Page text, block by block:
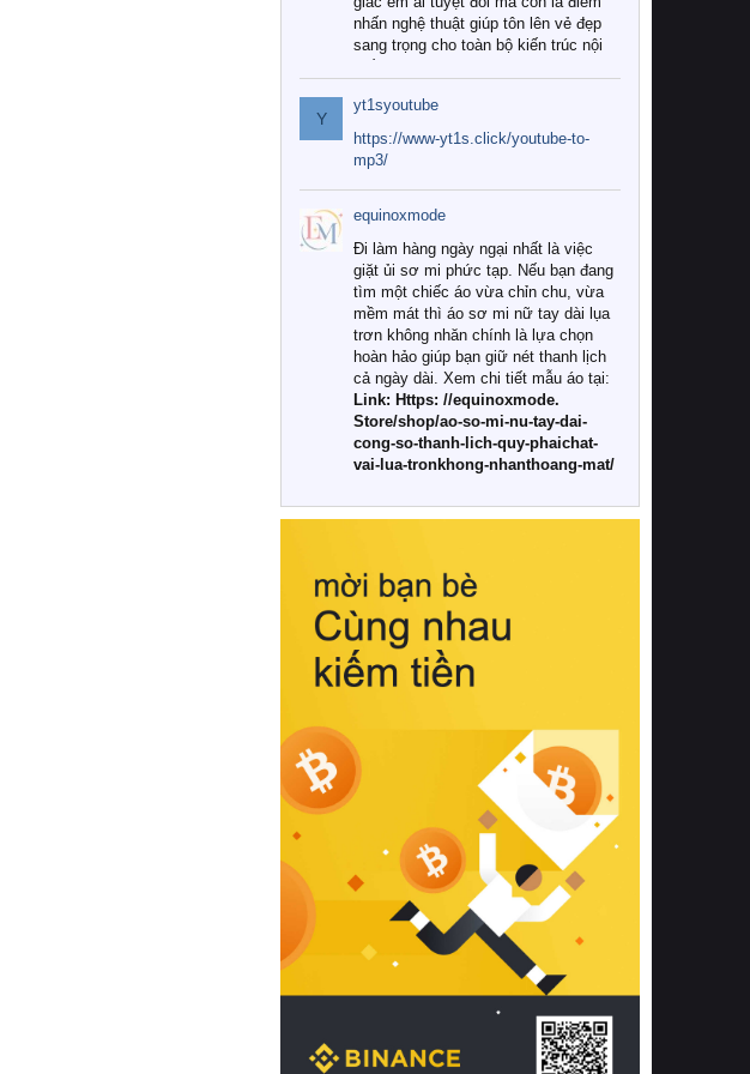
nhấn nghệ thuật giúp tôn lên vẻ đẹp
sang trọng cho toàn bộ kiến trúc nội
Tuy nhiên, giữa thị trường đa dạng
với vô vàn thương hiệu và mẫu mã
như hiện nay, làm thế nào để chọn
được những bộ chăn ga gối đệm cao
cấp thực sự chất lượng, phù hợp với
khí hậu và nhu cầu sử dụng của gia
đình? Hãy cùng chúng tôi đi tìm lời
giải đáp chi tiết qua bài viết dưới đây.
1. Tại sao các gia đình hiện đại lại ưa
chuộng chăn ga gối đệm cao cấp?
Khác với các dòng sản phẩm thông
thường, những bộ chăn ga gối đệm
cao cấp trải qua quy trình sản xuất
nghiêm ngặt từ khâu chọn lọc nguyên
liệu tự nhiên đến công nghệ dệt
nhuộm hiện đại không chứa hóa chất
này, bạn sẽ cảm nhận rõ rệt sự khác
hồi chuẩn xác của phần đệm nâng đỡ
cột sống.
Bên cạnh đó, việc lựa chọn các dòng
sản phẩm đạt chuẩn chất lượng quốc
tế còn giúp ngăn ngừa tình trạng kích
khuẩn và nấm mốc trong điều kiện
thời tiết nóng ẩm. Bạn có thể tìm hiểu
thêm các nghiên cứu khoa học về tác
động của giấc ngủ và môi trường
phòng ngủ đối với sức khỏe con
người tại Sleep Foundation (External
Link) để có cái nhìn toàn diện hơn.
2. Các tiêu chí vàng khi lựa chọn
chăn ga gối đệm cao cấp cho phòng
ngủ
Để sở hữu một bộ chăn ga gối đệm
cao cấp hoàn hảo cả về thẩm mỹ lẫn
công năng, người tiêu dùng cần cân
nhắc kỹ lưỡng các tiêu chí quan trọng
Y
yt1syoutube
https://www-yt1s.click/youtube-to-
mp3/
equinoxmode
Đi làm hàng ngày ngại nhất là việc
giặt ủi sơ mi phức tạp. Nếu bạn đang
tìm một chiếc áo vừa chỉn chu, vừa
mềm mát thì áo sơ mi nữ tay dài lụa
trơn không nhăn chính là lựa chọn
hoàn hảo giúp bạn giữ nét thanh lịch
cả ngày dài. Xem chi tiết mẫu áo tại:
Link: Https: //equinoxmode.
Store/shop/ao-so-mi-nu-tay-dai-
cong-so-thanh-lich-quy-phaichat-
vai-lua-tronkhong-nhanthoang-mat/